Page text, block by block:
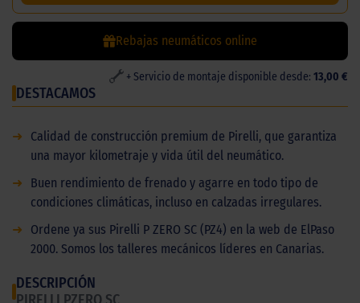
Rebajas neumáticos online
+ Servicio de montaje disponible desde: 13,00 €
DESTACAMOS
➜
Calidad de construcción premium de Pirelli, que garantiza
una mayor kilometraje y vida útil del neumático.
➜
Buen rendimiento de frenado y agarre en todo tipo de
condiciones climáticas, incluso en calzadas irregulares.
➜
Ordene ya sus Pirelli P ZERO SC (PZ4) en la web de ElPaso
2000. Somos los talleres mecánicos líderes en Canarias.
DESCRIPCIÓN